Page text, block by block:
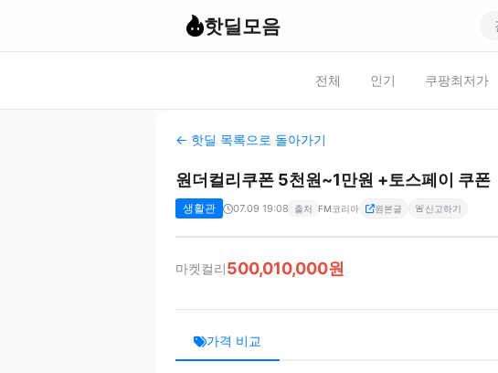
핫딜모음
전체 인기 쿠팡최저가
← 핫딜 목록으로 돌아가기
원더컬리쿠폰 5천원~1만원 +토스페이 쿠폰
생활관 07.09 19:08 출처 FM코리아 원본글 🚨신고하기
마켓컬리500,010,000원
가격 비교